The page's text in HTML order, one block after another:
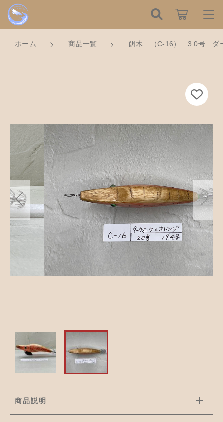
ホーム 商品一覧 餌木 （C-16） 3.0号 ダー
商品説明
カートに商品を追加しました
ショッピングを続ける
カートを確認する
ログイン / 会員登録
新着商品から探す
Tomorrow is a new dayについて
ショッピングガイド
お知らせ
餌木キーホルダー
木工アクセサリー
木工小物
革製品
アクセサリー
木工ペット用品
こだわり検索
～
その他
セール
並び順